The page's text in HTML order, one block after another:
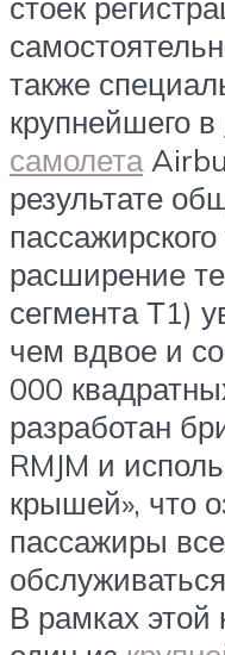
также
крупнейшего в
самолета
результате
расширение
сегмента Т1)
чем вдвое и
000
разработан
RMJM и
крышей», что
пассажиры
В рамках этой